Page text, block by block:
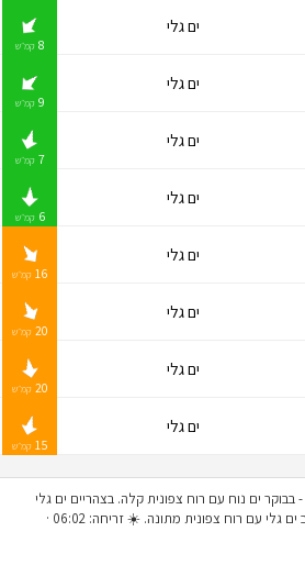
ים גלי
8 קמ״ש
ים גלי
9 קמ״ש
ים גלי
7 קמ״ש
ים גלי
6 קמ״ש
ים גלי
16 קמ״ש
ים גלי
20 קמ״ש
ים גלי
20 קמ״ש
ים גלי
15 קמ״ש
- בבוקר ים נוח עם רוח צפונית קלה. בצהריים ים גלי
עם רוח צפון מערבית קלה. בערב ים גלי עם רוח צפונית מתונה. ☀️ זריחה: 06:02 ·